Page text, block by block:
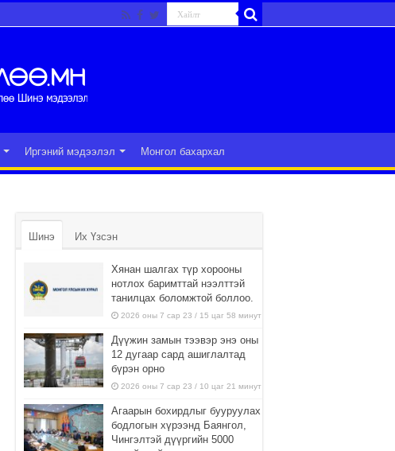
Иргэний мэдээлэл Монгол бахархал
Шинэ Их Үзсэн
Хянан шалгах түр хорооны
нотлох баримттай нээлттэй
танилцах боломжтой боллоо.
2026 оны 7 сар 23 / 15 цаг 58 минут
Дүүжин замын тээвэр энэ оны
12 дугаар сард ашиглалтад
бүрэн орно
2026 оны 7 сар 23 / 10 цаг 21 минут
Агаарын бохирдлыг бууруулах
бодлогын хүрээнд Баянгол,
Чингэлтэй дүүргийн 5000